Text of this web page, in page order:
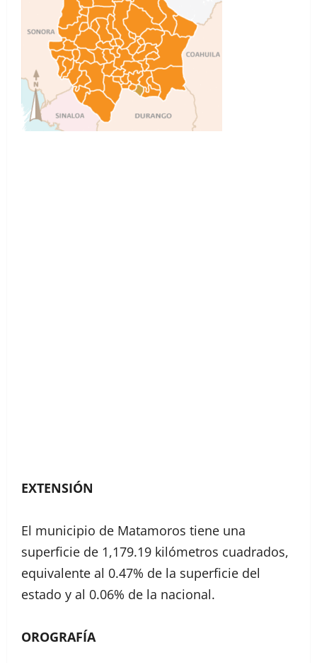
EXTENSIÓN
El municipio de Matamoros tiene una
superficie de 1,179.19 kilómetros cuadrados,
equivalente al 0.47% de la superficie del
estado y al 0.06% de la nacional.
OROGRAFÍA